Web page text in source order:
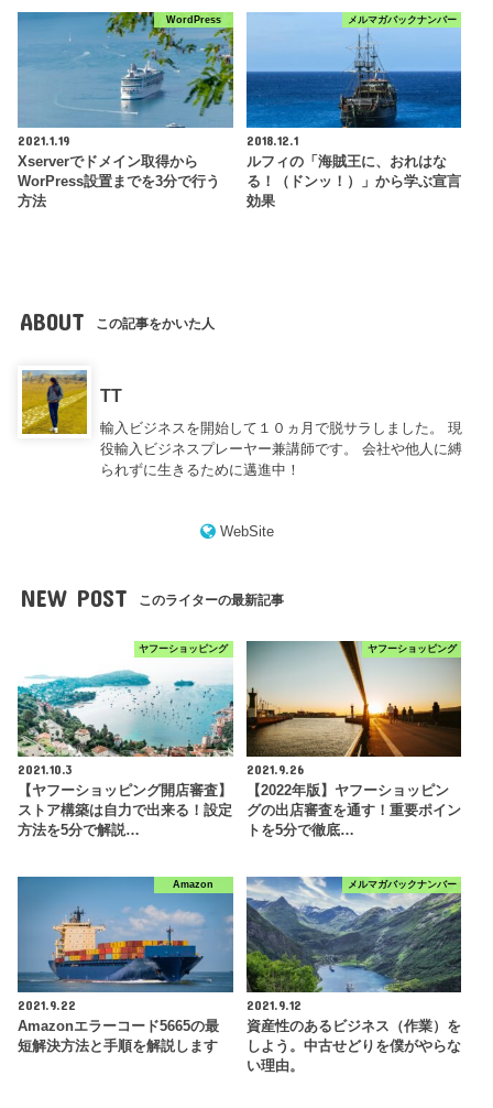
WordPress
2021.1.19
Xserverでドメイン取得から
WorPress設置までを3分で行う
方法
メルマガバックナンバー
2018.12.1
ルフィの「海賊王に、おれはな
る！（ドンッ！）」から学ぶ宣言
効果
ABOUT この記事をかいた人
TT
輸入ビジネスを開始して１０ヵ月で脱サラしました。 現
役輸入ビジネスプレーヤー兼講師です。 会社や他人に縛
られずに生きるために邁進中！
WebSite
NEW POST このライターの最新記事
ヤフーショッピング
2021.10.3
【ヤフーショッピング開店審査】
ストア構築は自力で出来る！設定
方法を5分で解説…
ヤフーショッピング
2021.9.26
【2022年版】ヤフーショッピン
グの出店審査を通す！重要ポイン
トを5分で徹底…
Amazon
2021.9.22
Amazonエラーコード5665の最
短解決方法と手順を解説します
メルマガバックナンバー
2021.9.12
資産性のあるビジネス（作業）を
しよう。中古せどりを僕がやらな
い理由。